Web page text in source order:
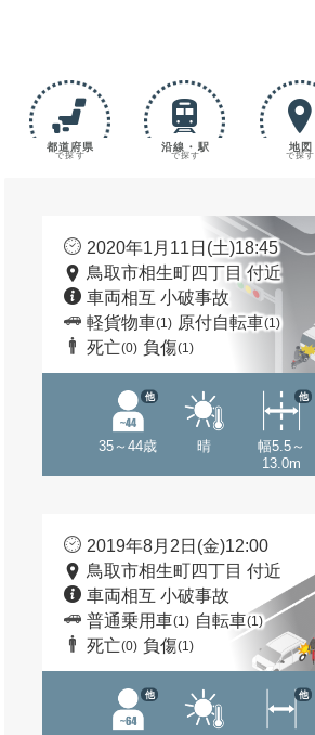
都道府県
で探す
沿線・駅
で探す
地図
で探す
2020年1月11日(土)18:45
鳥取市相生町四丁目 付近
車両相互 小破事故
軽貨物車(1) 原付自転車(1)
死亡(0) 負傷(1)
35～44歳
他
晴
幅5.5～
13.0m
他
2019年8月2日(金)12:00
鳥取市相生町四丁目 付近
車両相互 小破事故
普通乗用車(1) 自転車(1)
死亡(0) 負傷(1)
他 他